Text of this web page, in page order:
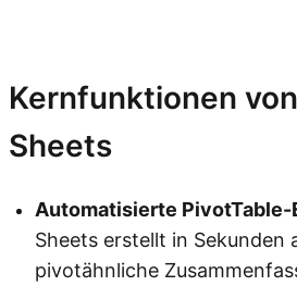
Kernfunktionen
Sheets
Automatisierte PivotTable-
Sheets erstellt in Sekunden
pivotähnliche